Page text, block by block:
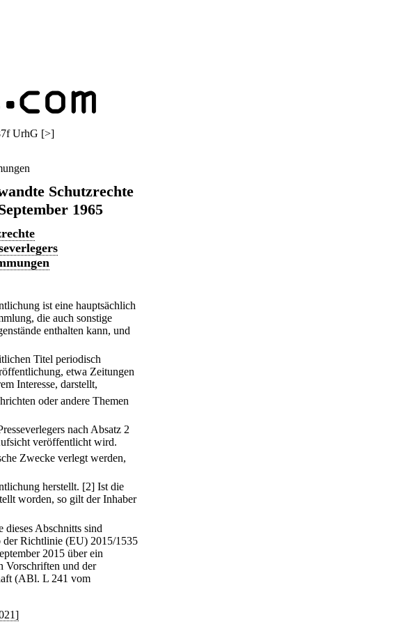
UrhG [>]
Schutzrechte
1965
ist eine hauptsächlich
die auch sonstige
enthalten kann, und
Titel periodisch
etwa Zeitungen
Interesse, darstellt,
oder andere Themen
nach Absatz 2
veröffentlicht wird.
Zwecke verlegt werden,
herstellt. [2] Ist die
worden, so gilt der Inhaber
dieses Abschnitts sind
der Richtlinie (EU) 2015/1535
2015 über ein
Vorschriften und der
(ABl. L 241 vom